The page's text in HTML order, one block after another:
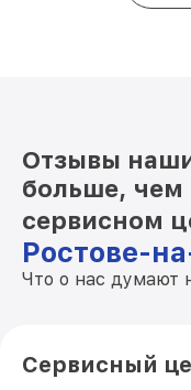
Отзывы
больше,
сервисном
Ростове-
Что о нас думают
Сервисный